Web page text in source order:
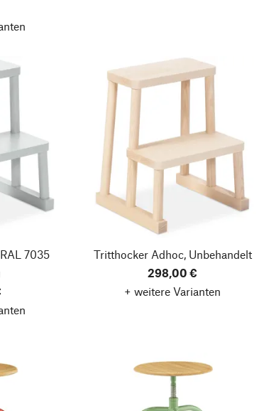
7035
Tritthocker Adhoc, Unbehandelt
298,00 €
+ weitere Varianten